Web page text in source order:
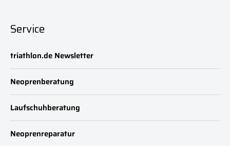
Service
triathlon.de Newsletter
Neoprenberatung
Laufschuhberatung
Neoprenreparatur